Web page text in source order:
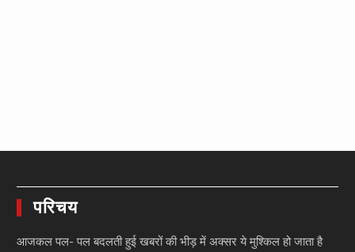
परिचय
आजकल पल- पल बदलती हुई खबरों की भीड़ में अक्सर ये मुश्किल हो जाता है